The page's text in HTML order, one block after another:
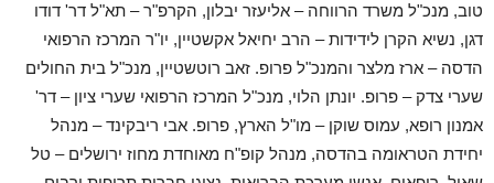
טוב, מנכ"ל משרד הרווחה – אליעזר יבלון, הקרפ"ר – תא"ל דר' דודו
דגן, נשיא הקרן לידידות – הרב יחיאל אקשטיין, יו"ר המרכז הרפואי
הדסה – ארז מלצר והמנכ"ל פרופ. זאב רוטשטיין, מנכ"ל בית החולים
שערי צדק – פרופ. יונתן הלוי, מנכ"ל המרכז הרפואי שערי ציון – דר'
אמנון רופא, עמוס שוקן – מו"ל הארץ, פרופ. אבי ריבקינד – מנהל
יחידת הטראומה בהדסה, מנהל קופ"ח מאוחדת מחוז ירושלים – טל